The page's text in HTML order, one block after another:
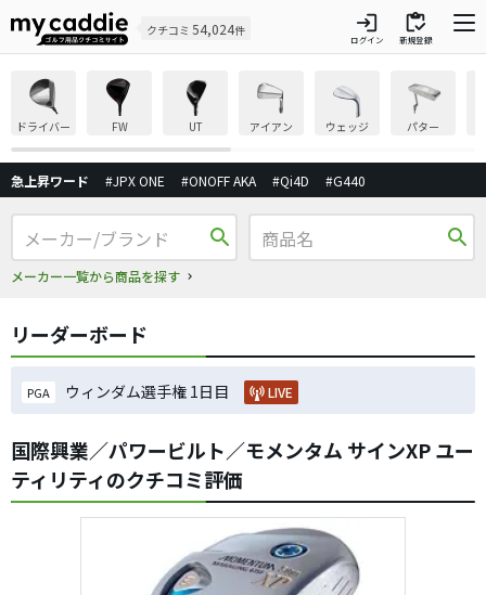
クチコミ 54,024件 login
ログイン
inventory
新規登録
ドライバー FW UT アイアン ウェッジ パター
急上昇ワード #JPX ONE #ONOFF AKA #Qi4D #G440
search
メーカー一覧から商品を探す
search
リーダーボード
PGA ウィンダム選手権 1日目 LIVE
国際興業／パワービルト／モメンタム サインXP ユー
ティリティのクチコミ評価